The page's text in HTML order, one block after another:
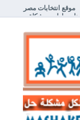
موقع انتخابات مصر
إطرح مشكلة